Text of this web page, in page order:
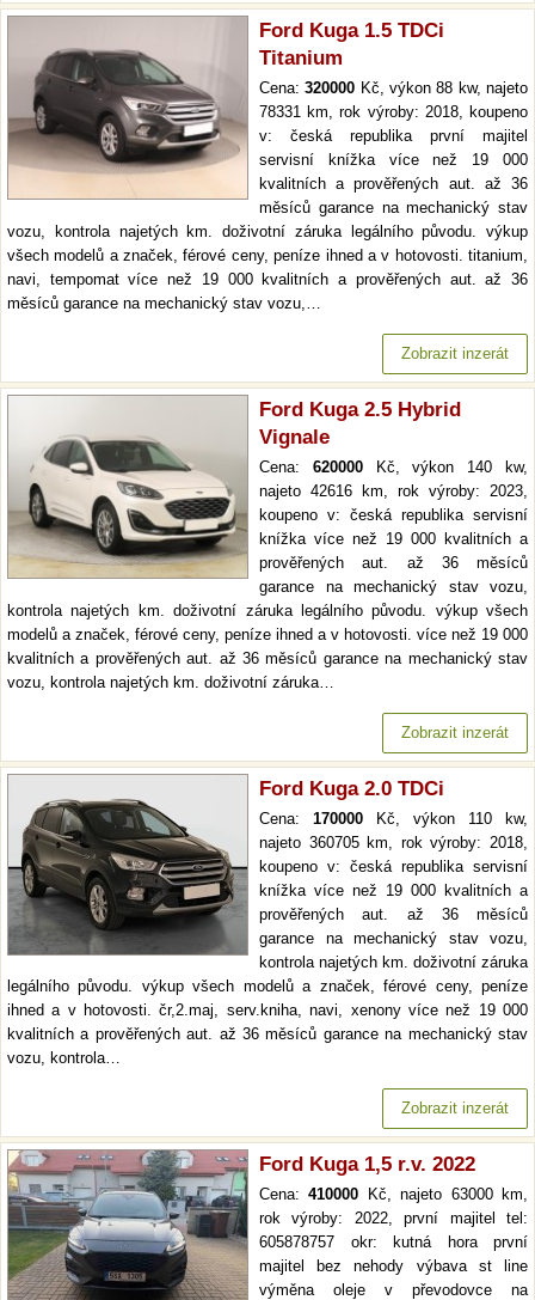
Ford Kuga 1.5 TDCi
Titanium
Cena:320000 Kč, výkon 88 kw, najeto
78331 km, rok výroby: 2018, koupeno
v: česká republika první majitel
servisní knížka více než 19 000
kvalitních a prověřených aut. až 36
měsíců garance na mechanický stav
vozu, kontrola najetých km. doživotní záruka legálního původu. výkup
všech modelů a značek, férové ceny, peníze ihned a v hotovosti. titanium,
navi, tempomat více než 19 000 kvalitních a prověřených aut. až 36
měsíců garance na mechanický stav vozu,…
Zobrazit inzerát
Ford Kuga 2.5 Hybrid
Vignale
Cena: 620000Kč, výkon 140 kw,
najeto 42616 km, rok výroby: 2023,
koupeno v: česká republika servisní
knížka více než 19 000 kvalitních a
prověřených aut. až 36 měsíců
garance na mechanický stav vozu,
kontrola najetých km. doživotní záruka legálního původu. výkup všech
modelů a značek, férové ceny, peníze ihned a v hotovosti. více než 19 000
kvalitních a prověřených aut. až 36 měsíců garance na mechanický stav
vozu, kontrola najetých km. doživotní záruka…
Zobrazit inzerát
Ford Kuga 2.0 TDCi
Cena: 170000 Kč, výkon 110 kw,
najeto 360705 km, rok výroby: 2018,
koupeno v: česká republika servisní
knížka více než 19 000 kvalitních a
prověřených aut. až 36 měsíců
garance na mechanický stav vozu,
kontrola najetých km. doživotní záruka
legálního původu. výkup všech modelů a značek, férové ceny, peníze
ihned a v hotovosti. čr,2.maj, serv.kniha, navi, xenony více než 19 000
kvalitních a prověřených aut. až 36 měsíců garance na mechanický stav
vozu, kontrola…
Zobrazit inzerát
Ford Kuga 1,5 r.v. 2022
Cena:410000 Kč, najeto 63000 km,
rok výroby: 2022, první majitel tel:
605878757 okr: kutná hora první
majitel bez nehody výbava st line
výměna oleje v převodovce na